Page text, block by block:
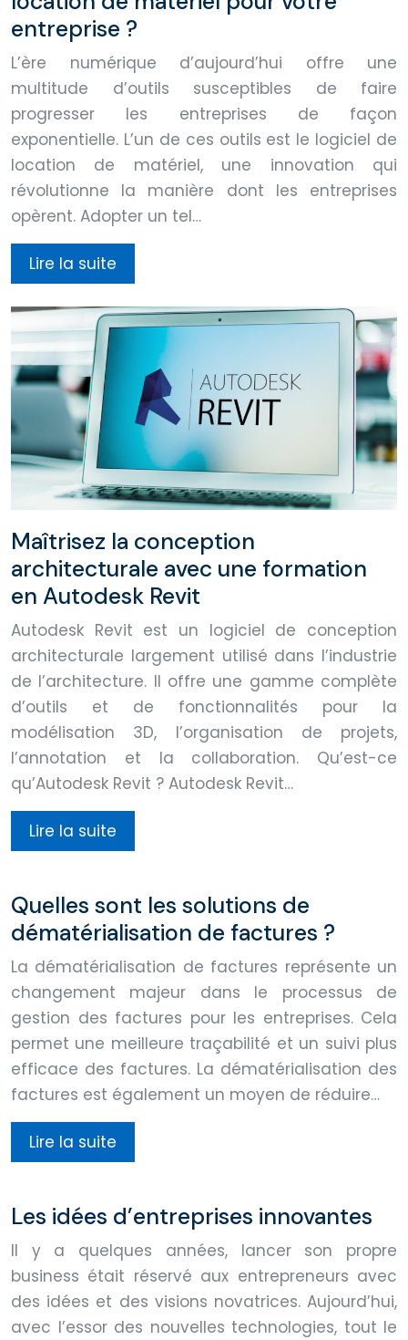
entreprise ?
L’ère numérique d’aujourd’hui offre une
multitude d’outils susceptibles de faire
progresser les entreprises de façon
exponentielle. L’un de ces outils est le logiciel de
location de matériel, une innovation qui
révolutionne la manière dont les entreprises
opèrent. Adopter un tel…
Lire la suite
Maîtrisez la conception
architecturale avec une formation
en Autodesk Revit
Autodesk Revit est un logiciel de conception
architecturale largement utilisé dans l’industrie
de l’architecture. Il offre une gamme complète
d’outils et de fonctionnalités pour la
modélisation 3D, l’organisation de projets,
l’annotation et la collaboration. Qu’est-ce
qu’Autodesk Revit ? Autodesk Revit…
Lire la suite
Quelles sont les solutions de
dématérialisation de factures ?
La dématérialisation de factures représente un
changement majeur dans le processus de
gestion des factures pour les entreprises. Cela
permet une meilleure traçabilité et un suivi plus
efficace des factures. La dématérialisation des
factures est également un moyen de réduire…
Lire la suite
Les idées d’entreprises innovantes
Il y a quelques années, lancer son propre
business était réservé aux entrepreneurs avec
des idées et des visions novatrices. Aujourd’hui,
avec l’essor des nouvelles technologies, tout le